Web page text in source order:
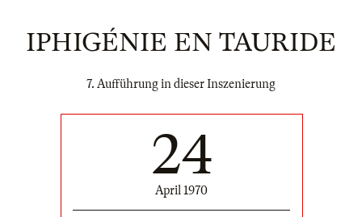
IPHIGÉNIE EN TAURIDE
7. Aufführung in dieser Inszenierung
24
April 1970